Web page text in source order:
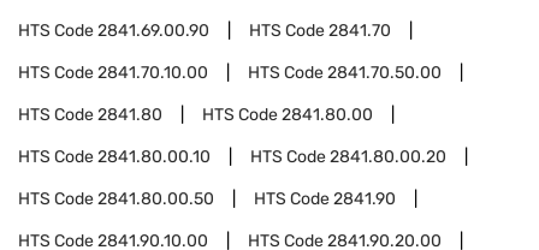
HTS Code2841.69.00.90 HTS Code2841.70
HTS Code2841.70.10.00 HTS Code2841.70.50.00
HTS Code2841.80 HTS Code2841.80.00
HTS Code2841.80.00.10 HTS Code2841.80.00.20
HTS Code2841.80.00.50 HTS Code2841.90
HTS Code2841.90.10.00 HTS Code2841.90.20.00